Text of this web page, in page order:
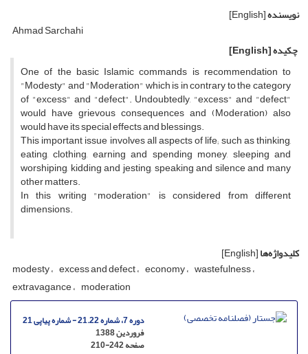
نویسنده[English]
Ahmad Sarchahi
چکیده[English]
One of the basic Islamic commands is recommendation to
"Modesty" and "Moderation" which is in contrary to the category
of "excess" and "defect". Undoubtedly, "excess" and "defect"
would have grievous consequences and (Moderation) also
would have its special effects and blessings.
This important issue involves all aspects of life; such as thinking,
eating, clothing, earning and spending money, sleeping and
worshiping, kidding and jesting, speaking and silence and many
other matters.
In this writing "moderation" is considered from different
dimensions.
کلیدواژه‌ها[English]
modesty excess and defect economy wastefulness
extravagance moderation
دوره 7، شماره 21.22 - شماره پیاپی 21
فروردین 1388
صفحه210-242